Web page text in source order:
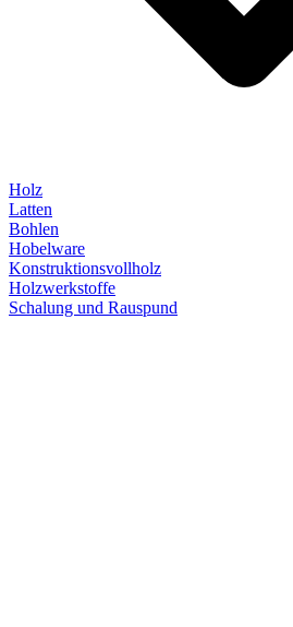
Holz
Latten
Bohlen
Hobelware
Konstruktionsvollholz
Holzwerkstoffe
Schalung und Rauspund